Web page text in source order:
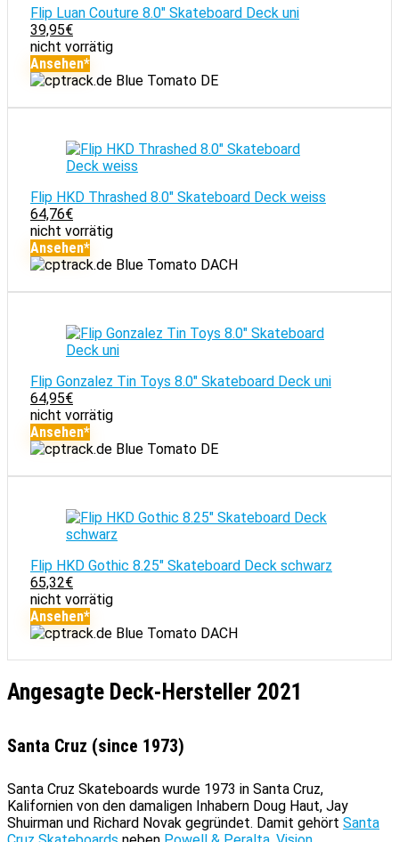
Flip Luan Couture 8.0" Skateboard Deck uni
39,95€
nicht vorrätig
Ansehen*
Blue Tomato DE
Flip HKD Thrashed 8.0" Skateboard Deck weiss
64,76€
nicht vorrätig
Ansehen*
Blue Tomato DACH
Flip Gonzalez Tin Toys 8.0" Skateboard Deck uni
64,95€
nicht vorrätig
Ansehen*
Blue Tomato DE
Flip HKD Gothic 8.25" Skateboard Deck schwarz
65,32€
nicht vorrätig
Ansehen*
Blue Tomato DACH
Angesagte Deck-Hersteller 2021
Santa Cruz (since 1973)
Santa Cruz Skateboards wurde 1973 in Santa Cruz,
Kalifornien von den damaligen Inhabern Doug Haut, Jay
Shuirman und Richard Novak gegründet. Damit gehört Santa